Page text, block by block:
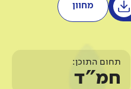
מחוון
תחום התוכן:
חמ"ד